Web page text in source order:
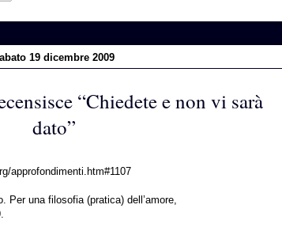
19 dicembre 2009
“Chiedete e non vi sarà
dato”
approfondimenti.htm#1107
Per una filosofia (pratica) dell’amore,